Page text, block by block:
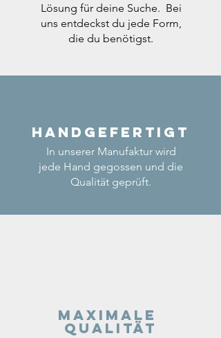
Lösung für deine Suche. Bei
uns entdeckst du jede Form,
die du benötigst.
Handgefertigt
In unserer Manufaktur wird
jede Hand gegossen und die
Qualität geprüft.
Maximale
Qualität